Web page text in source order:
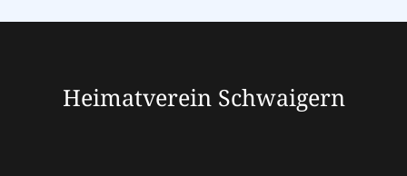
Heimatverein Schwaigern